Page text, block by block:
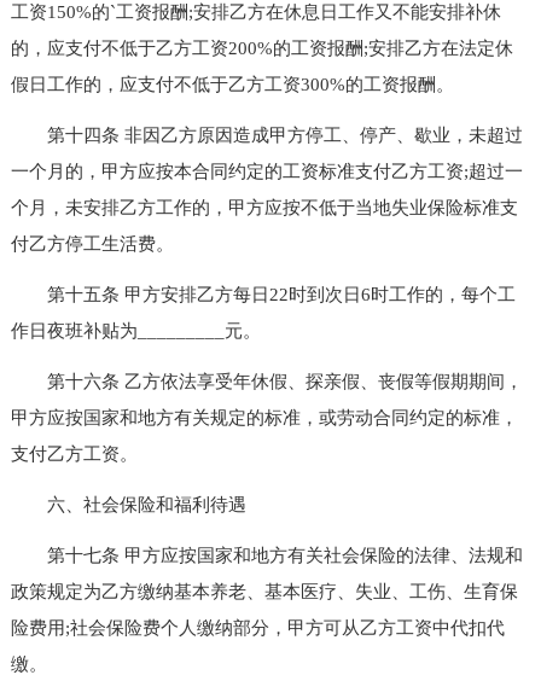
工资150%的`工资报酬;安排乙方在休息日工作又不能安排补休
的，应支付不低于乙方工资200%的工资报酬;安排乙方在法定休
假日工作的，应支付不低于乙方工资300%的工资报酬。
第十四条 非因乙方原因造成甲方停工、停产、歇业，未超过
一个月的，甲方应按本合同约定的工资标准支付乙方工资;超过一
个月，未安排乙方工作的，甲方应按不低于当地失业保险标准支
付乙方停工生活费。
第十五条 甲方安排乙方每日22时到次日6时工作的，每个工
作日夜班补贴为_________元。
第十六条 乙方依法享受年休假、探亲假、丧假等假期期间，
甲方应按国家和地方有关规定的标准，或劳动合同约定的标准，
支付乙方工资。
六、社会保险和福利待遇
第十七条 甲方应按国家和地方有关社会保险的法律、法规和
政策规定为乙方缴纳基本养老、基本医疗、失业、工伤、生育保
险费用;社会保险费个人缴纳部分，甲方可从乙方工资中代扣代
缴。